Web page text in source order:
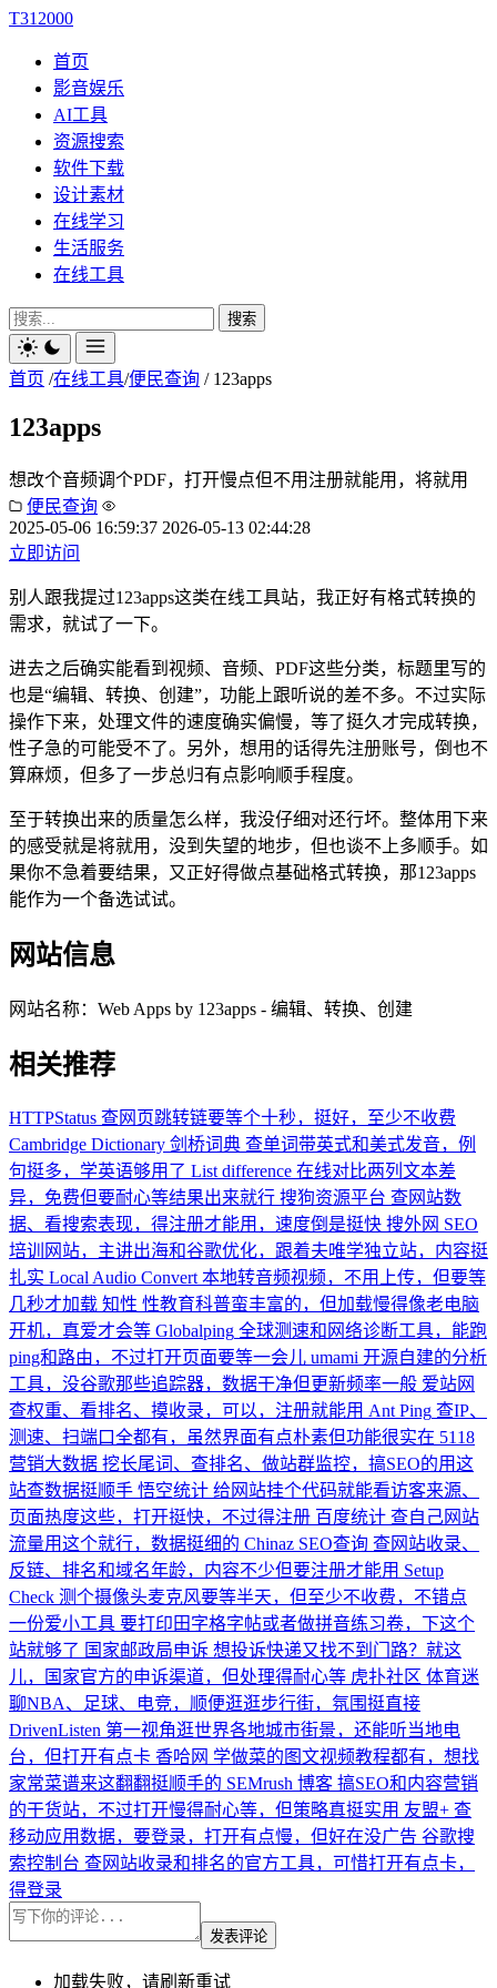
T312000
首页
影音娱乐
AI工具
资源搜索
软件下载
设计素材
在线学习
生活服务
在线工具
搜索
首页 /在线工具/便民查询 / 123apps
123apps
想改个音频调个PDF，打开慢点但不用注册就能用，将就用
便民查询
2025-05-06 16:59:37 2026-05-13 02:44:28
立即访问
别人跟我提过123apps这类在线工具站，我正好有格式转换的
需求，就试了一下。
进去之后确实能看到视频、音频、PDF这些分类，标题里写的
也是“编辑、转换、创建”，功能上跟听说的差不多。不过实际
操作下来，处理文件的速度确实偏慢，等了挺久才完成转换，
性子急的可能受不了。另外，想用的话得先注册账号，倒也不
算麻烦，但多了一步总归有点影响顺手程度。
至于转换出来的质量怎么样，我没仔细对还行坏。整体用下来
的感受就是将就用，没到失望的地步，但也谈不上多顺手。如
果你不急着要结果，又正好得做点基础格式转换，那123apps
能作为一个备选试试。
网站信息
网站名称： Web Apps by 123apps - 编辑、转换、创建
相关推荐
HTTPStatus 查网页跳转链要等个十秒，挺好，至少不收费
Cambridge Dictionary 剑桥词典 查单词带英式和美式发音，例
句挺多，学英语够用了 List difference 在线对比两列文本差
异，免费但要耐心等结果出来就行 搜狗资源平台 查网站数
据、看搜索表现，得注册才能用，速度倒是挺快 搜外网 SEO
培训网站，主讲出海和谷歌优化，跟着夫唯学独立站，内容挺
扎实 Local Audio Convert 本地转音频视频，不用上传，但要等
几秒才加载 知性 性教育科普蛮丰富的，但加载慢得像老电脑
开机，真爱才会等 Globalping 全球测速和网络诊断工具，能跑
ping和路由，不过打开页面要等一会儿 umami 开源自建的分析
工具，没谷歌那些追踪器，数据干净但更新频率一般 爱站网
查权重、看排名、摸收录，可以，注册就能用 Ant Ping 查IP、
测速、扫端口全都有，虽然界面有点朴素但功能很实在 5118
营销大数据 挖长尾词、查排名、做站群监控，搞SEO的用这
站查数据挺顺手 悟空统计 给网站挂个代码就能看访客来源、
页面热度这些，打开挺快，不过得注册 百度统计 查自己网站
流量用这个就行，数据挺细的 Chinaz SEO查询 查网站收录、
反链、排名和域名年龄，内容不少但要注册才能用 Setup
Check 测个摄像头麦克风要等半天，但至少不收费，不错点
一份爱小工具 要打印田字格字帖或者做拼音练习卷，下这个
站就够了 国家邮政局申诉 想投诉快递又找不到门路？就这
儿，国家官方的申诉渠道，但处理得耐心等 虎扑社区 体育迷
聊NBA、足球、电竞，顺便逛逛步行街，氛围挺直接
DrivenListen 第一视角逛世界各地城市街景，还能听当地电
台，但打开有点卡 香哈网 学做菜的图文视频教程都有，想找
家常菜谱来这翻翻挺顺手的 SEMrush 博客 搞SEO和内容营销
的干货站，不过打开慢得耐心等，但策略真挺实用 友盟+ 查
移动应用数据，要登录，打开有点慢，但好在没广告 谷歌搜
索控制台 查网站收录和排名的官方工具，可惜打开有点卡，
得登录
发表评论
加载失败，请刷新重试